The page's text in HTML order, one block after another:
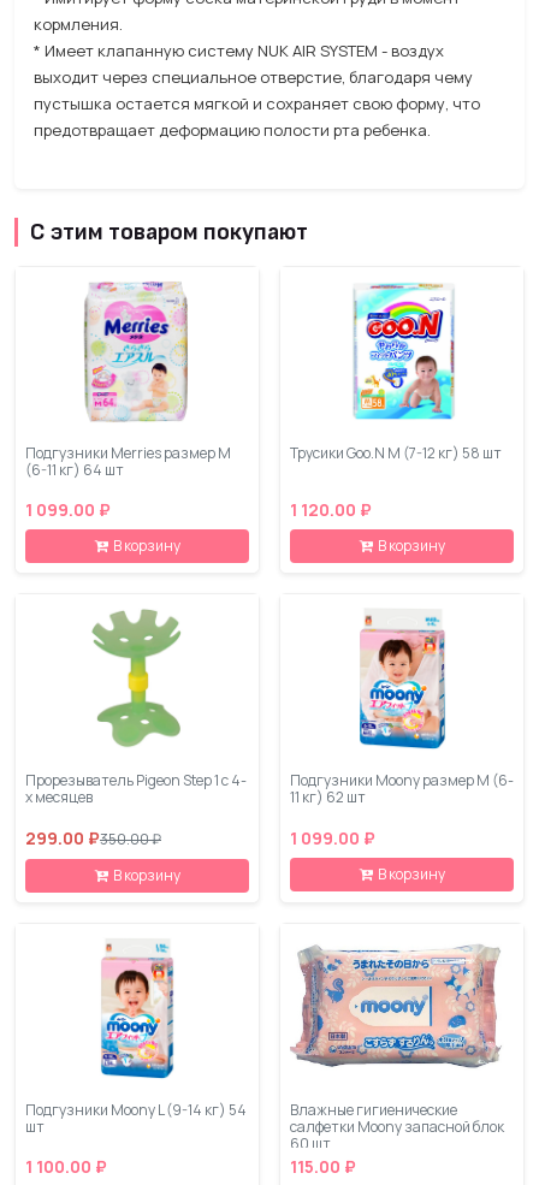
кормления.
* Имеет клапанную систему NUK AIR SYSTEM - воздух
выходит через специальное отверстие, благодаря чему
пустышка остается мягкой и сохраняет свою форму, что
предотвращает деформацию полости рта ребенка.
С этим товаром покупают
Подгузники Merries размер М
(6-11 кг) 64 шт
1 099.00 ₽
В корзину
Трусики Goo.N M (7-12 кг) 58 шт
1 120.00 ₽
В корзину
Прорезыватель Pigeon Step 1 с 4-
х месяцев
299.00 ₽350.00 ₽
В корзину
Подгузники Moony размер M (6-
11 кг) 62 шт
1 099.00 ₽
В корзину
Подгузники Moony L (9-14 кг) 54
шт
1 100.00 ₽
Влажные гигиенические
салфетки Moony запасной блок
60 шт
115.00 ₽